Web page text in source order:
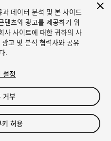
/4
데이터 분석 및 본 사이트
텐츠와 광고를 제공하기 위
사 사이트에 대한 귀하의 사
고 및 분석 협력사와 공유
.
설정
거부
키 허용